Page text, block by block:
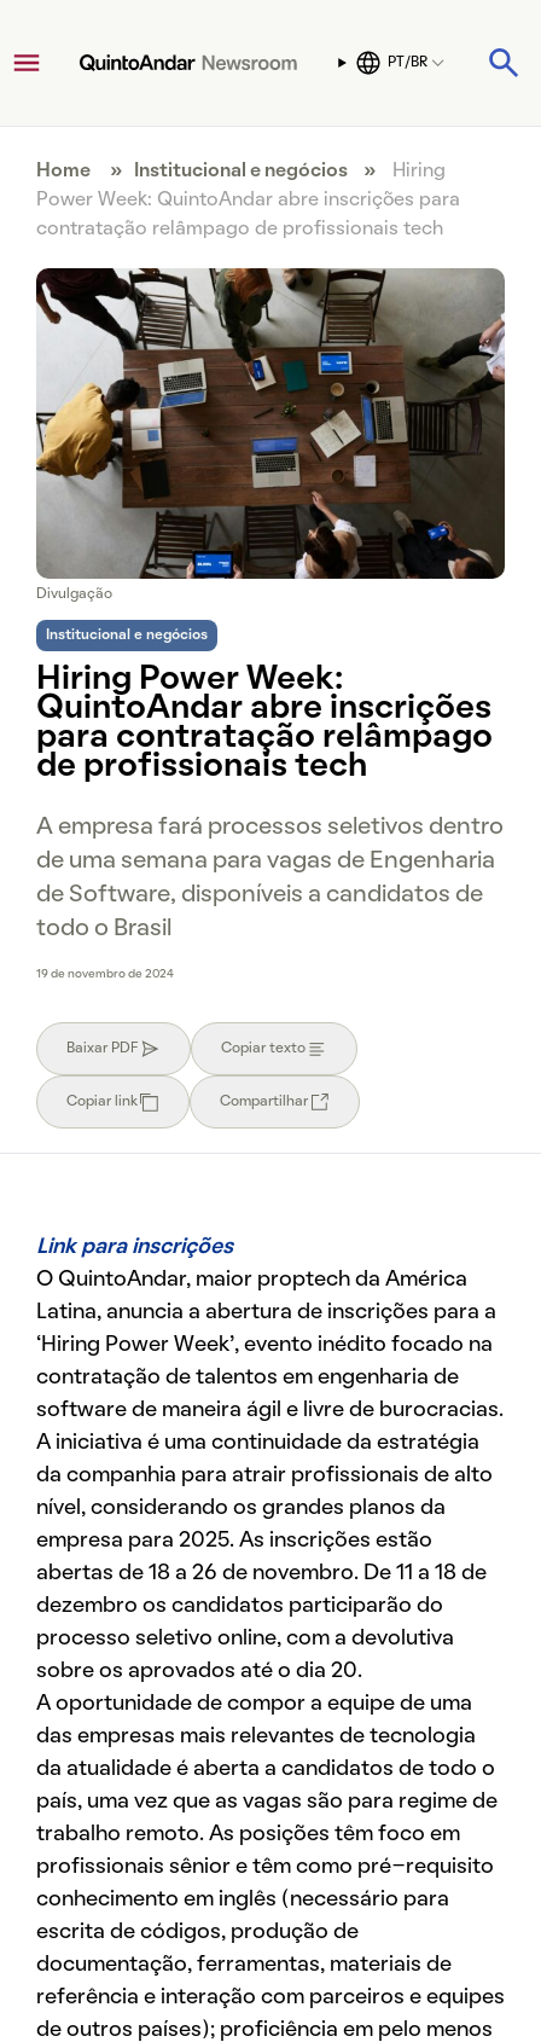
PT/BR
Home » Institucional e negócios »
Hiring
Power Week: QuintoAndar abre inscrições para
contratação relâmpago de profissionais tech
Divulgação
Institucional e negócios
Hiring Power Week:
QuintoAndar abre inscrições
para contratação relâmpago
de profissionais tech
A empresa fará processos seletivos dentro
de uma semana para vagas de Engenharia
de Software, disponíveis a candidatos de
todo o Brasil
19 de novembro de 2024
Baixar PDF Copiar texto
Copiar link Compartilhar
Link para inscrições
O QuintoAndar, maior proptech da América
Latina, anuncia a abertura de inscrições para a
‘Hiring Power Week’, evento inédito focado na
contratação de talentos em engenharia de
software de maneira ágil e livre de burocracias.
A iniciativa é uma continuidade da estratégia
da companhia para atrair profissionais de alto
nível, considerando os grandes planos da
empresa para 2025. As inscrições estão
abertas de 18 a 26 de novembro. De 11 a 18 de
dezembro os candidatos participarão do
processo seletivo online, com a devolutiva
sobre os aprovados até o dia 20.
A oportunidade de compor a equipe de uma
das empresas mais relevantes de tecnologia
da atualidade é aberta a candidatos de todo o
país, uma vez que as vagas são para regime de
trabalho remoto. As posições têm foco em
profissionais sênior e têm como pré-requisito
conhecimento em inglês (necessário para
escrita de códigos, produção de
documentação, ferramentas, materiais de
referência e interação com parceiros e equipes
de outros países); proficiência em pelo menos